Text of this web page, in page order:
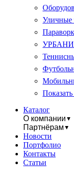
Уличные
Каталог
О компании ▼
Партнёрам ▼
Новости
Портфолио
Контакты
Статьи